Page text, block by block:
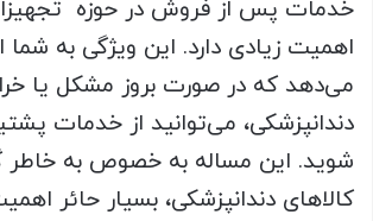
خدمات پس از فروش در حوزه
اهمیت زیادی دارد. این ویژگی به شما
می‌دهد که در صورت بروز مشکل یا
دندانپزشکی، می‌‌توانید از خدمات
شوید. این مساله به خصوص به خاطر
کالاهای دندانپزشکی، بسیار حائر